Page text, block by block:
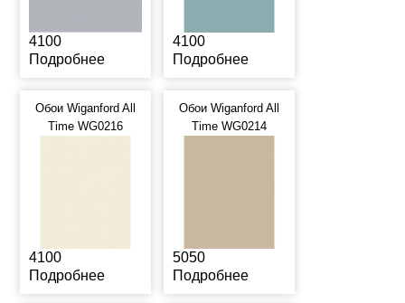
4100
Подробнее
4100
Подробнее
Обои Wiganford All
Time WG0216
4100
Подробнее
Обои Wiganford All
Time WG0214
5050
Подробнее